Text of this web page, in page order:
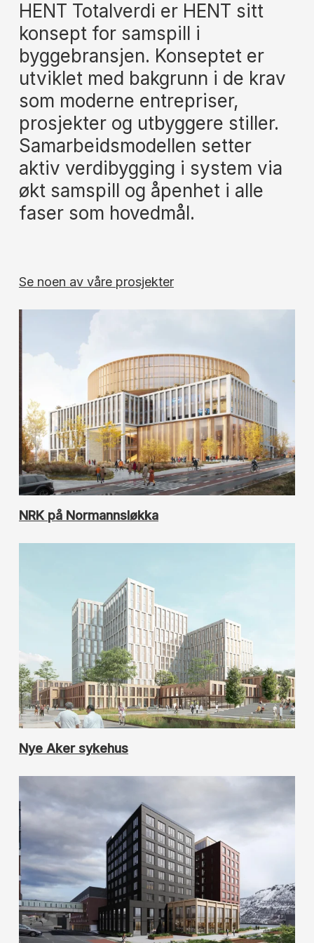
HENT Totalverdi er HENT sitt
konsept for samspill i
byggebransjen. Konseptet er
utviklet med bakgrunn i de krav
som moderne entrepriser,
prosjekter og utbyggere stiller.
Samarbeidsmodellen setter
aktiv verdibygging i system via
økt samspill og åpenhet i alle
faser som hovedmål.
Se noen av våre prosjekter
NRK på Normannsløkka
Nye Aker sykehus